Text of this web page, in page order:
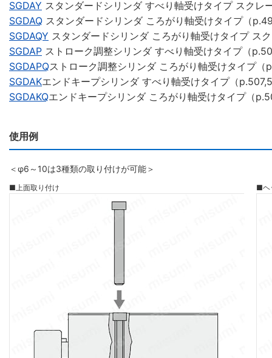
SGDAY スタンダードシリンダ すべり軸受けタイプ スクレ
SGDAQ スタンダードシリンダ ころがり軸受けタイプ（
SGDAQY スタンダードシリンダ ころがり軸受けタイプ ス
SGDAP ストローク調整シリンダ すべり軸受けタイプ（
SGDAPQストローク調整シリンダ ころがり軸受けタイプ（
SGDAKエンドキープシリンダ すべり軸受けタイプ（
SGDAKQエンドキープシリンダ ころがり軸受けタイプ（
使用例
＜φ6～10は3種類の取り付けが可能＞
■上面取り付け ■ヘ